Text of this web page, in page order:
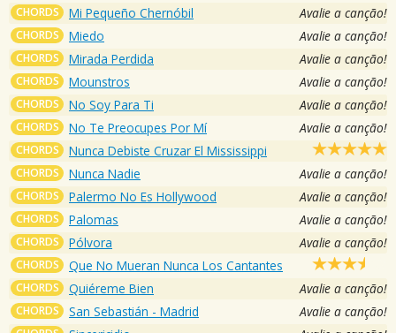
CHORDS Mi Pequeño Chernóbil Avalie a canção!
CHORDS Miedo Avalie a canção!
CHORDS Mirada Perdida Avalie a canção!
CHORDS Mounstros Avalie a canção!
CHORDS No Soy Para Ti Avalie a canção!
CHORDS No Te Preocupes Por Mí Avalie a canção!
CHORDS Nunca Debiste Cruzar El Mississippi
CHORDS Nunca Nadie Avalie a canção!
CHORDS Palermo No Es Hollywood Avalie a canção!
CHORDS Palomas Avalie a canção!
CHORDS Pólvora Avalie a canção!
CHORDS Que No Mueran Nunca Los Cantantes
CHORDS Quiéreme Bien Avalie a canção!
CHORDS San Sebastián - Madrid Avalie a canção!